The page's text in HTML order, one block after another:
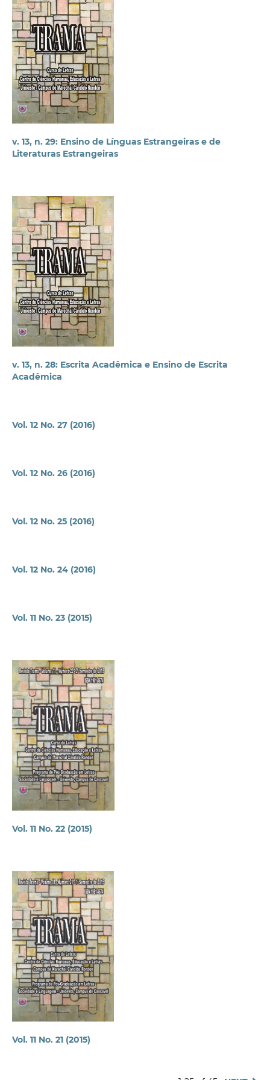
v. 13, n. 29: Ensino de Línguas Estrangeiras e de
Literaturas Estrangeiras
v. 13, n. 28: Escrita Acadêmica e Ensino de Escrita
Acadêmica
Vol. 12 No. 27 (2016)
Vol. 12 No. 26 (2016)
Vol. 12 No. 25 (2016)
Vol. 12 No. 24 (2016)
Vol. 11 No. 23 (2015)
Vol. 11 No. 22 (2015)
Vol. 11 No. 21 (2015)